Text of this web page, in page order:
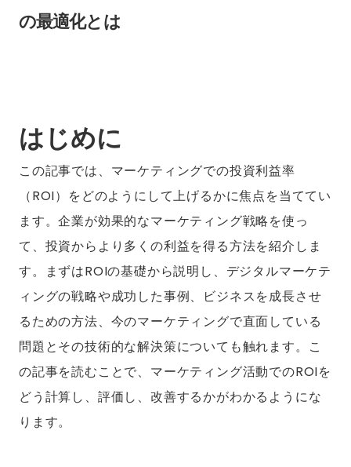
の最適化とは
はじめに
この記事では、マーケティングでの投資利益率
（ROI）をどのようにして上げるかに焦点を当ててい
ます。企業が効果的なマーケティング戦略を使っ
て、投資からより多くの利益を得る方法を紹介しま
す。まずはROIの基礎から説明し、デジタルマーケテ
ィングの戦略や成功した事例、ビジネスを成長させ
るための方法、今のマーケティングで直面している
問題とその技術的な解決策についても触れます。こ
の記事を読むことで、マーケティング活動でのROIを
どう計算し、評価し、改善するかがわかるようにな
ります。